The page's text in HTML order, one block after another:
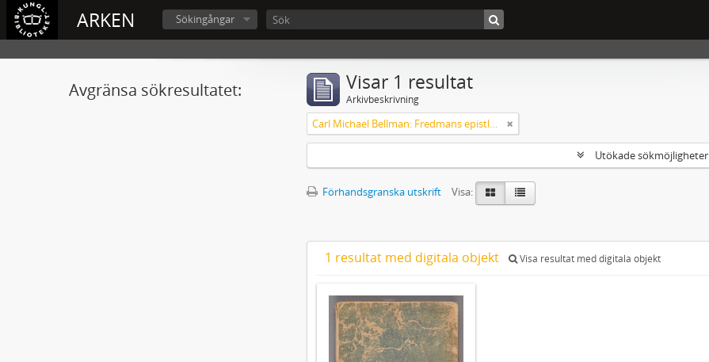
ARKEN Sökingångar
Avgränsa sökresultatet: Visar 1 resultat
Arkivbeskrivning
Carl Michael Bellman: Fredmans epistlar [Nechers ex.]. Ep. 1-50
Utökade sökmöjligheter
Förhandsgranska utskrift
Visa:
1 resultat med digitala objekt Visa resultat med digitala objekt